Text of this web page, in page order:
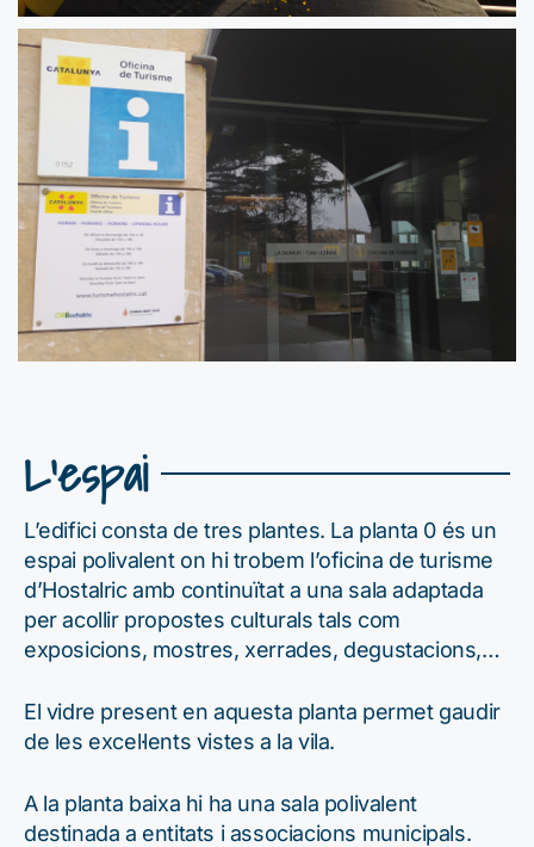
L'espai
L’edifici consta de tres plantes. La planta 0 és un
espai polivalent on hi trobem l’oficina de turisme
d’Hostalric amb continuïtat a una sala adaptada
per acollir propostes culturals tals com
exposicions, mostres, xerrades, degustacions,…
El vidre present en aquesta planta permet gaudir
de les excel·lents vistes a la vila.
A la planta baixa hi ha una sala polivalent
destinada a entitats i associacions municipals.